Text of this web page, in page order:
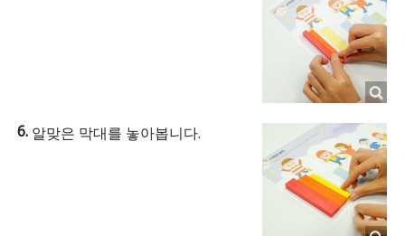
알맞은 막대를 놓아봅니다.